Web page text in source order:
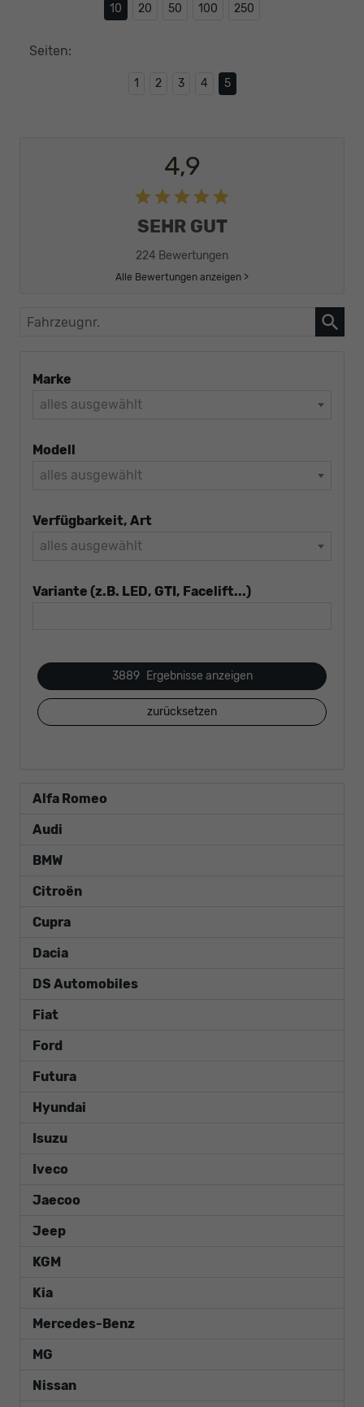
10 20 50 100 250
Seiten:
1 2 3 4 5
4,9
SEHR GUT
224 Bewertungen
Alle Bewertungen anzeigen >
Fahrzeugnr.
Marke
alles ausgewählt
Modell
alles ausgewählt
Verfügbarkeit, Art
alles ausgewählt
Variante (z.B. LED, GTI, Facelift...)
3889 Ergebnisse anzeigen
zurücksetzen
Alfa Romeo
Audi
BMW
Citroën
Cupra
Dacia
DS Automobiles
Fiat
Ford
Futura
Hyundai
Isuzu
Iveco
Jaecoo
Jeep
KGM
Kia
Mercedes-Benz
MG
Nissan